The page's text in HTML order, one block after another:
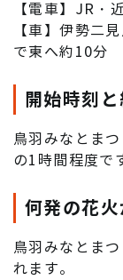
【電車】JR・
【車】伊勢二
で東へ約10分
開始時刻
鳥羽みなとま
の1時間程度で
何発の花
鳥羽みなとま
れます。